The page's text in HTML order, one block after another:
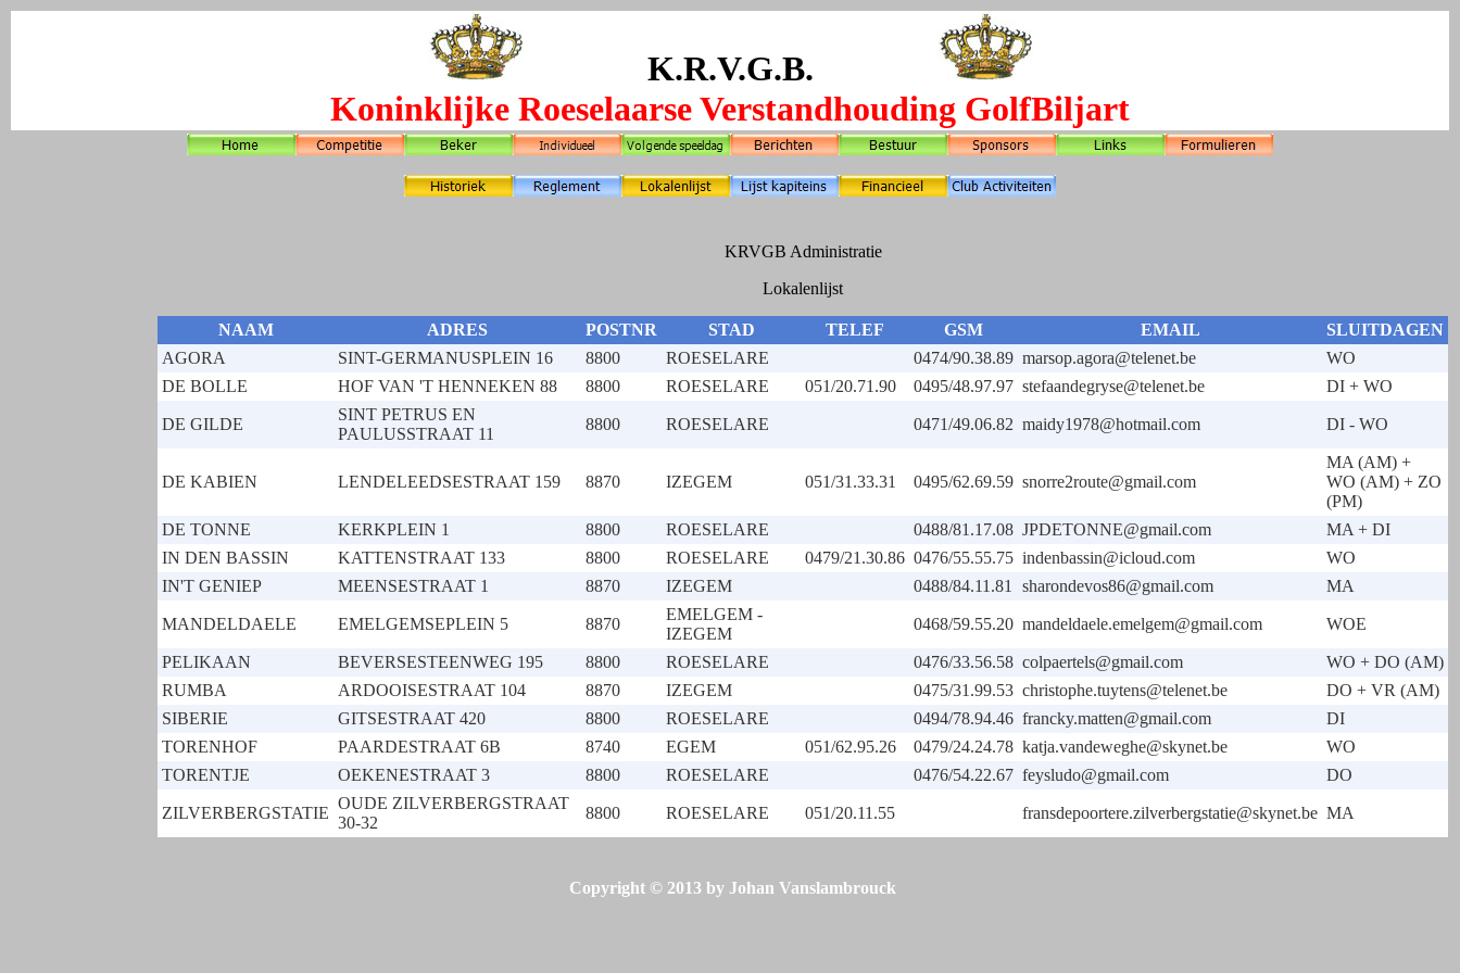
K.R.V.G.B.
Koninklijke Roeselaarse Verstandhouding GolfBiljart
KRVGB Administratie
Lokalenlijst
NAAM ADRES POSTNR STAD TELEF GSM EMAIL
SLUITDAGEN
AGORA
SINT-GERMANUSPLEIN 16 8800 ROESELARE 0474/90.38.89 marsop.agora@telenet.be
WO
DE BOLLE
HOF VAN 'T HENNEKEN 88 8800 ROESELARE 051/20.71.90 0495/48.97.97 stefaandegryse@telenet.be DI + WO
DE GILDE
SINT PETRUS EN
PAULUSSTRAAT 11
8800 ROESELARE 0471/49.06.82 maidy1978@hotmail.com DI - WO
DE KABIEN LENDELEEDSESTRAAT 159 8870 IZEGEM 051/31.33.31 0495/62.69.59 snorre2route@gmail.com
MA (AM) +
WO (AM) + ZO
(PM)
DE TONNE
KERKPLEIN 1 8800 ROESELARE 0488/81.17.08 JPDETONNE@gmail.com
MA + DI
IN DEN BASSIN
KATTENSTRAAT 133 8800 ROESELARE 0479/21.30.86 0476/55.55.75 indenbassin@icloud.com
WO
IN'T GENIEP
MEENSESTRAAT 1 8870 IZEGEM 0488/84.11.81 sharondevos86@gmail.com MA
MANDELDAELE EMELGEMSEPLEIN 5 8870
EMELGEM -
IZEGEM
0468/59.55.20 mandeldaele.emelgem@gmail.com WOE
PELIKAAN BEVERSESTEENWEG 195 8800 ROESELARE 0476/33.56.58 colpaertels@gmail.com
WO + DO (AM)
RUMBA
ARDOOISESTRAAT 104 8870 IZEGEM 0475/31.99.53 christophe.tuytens@telenet.be
DO + VR (AM)
SIBERIE
GITSESTRAAT 420 8800 ROESELARE 0494/78.94.46 francky.matten@gmail.com
DI
TORENHOF
PAARDESTRAAT 6B 8740 EGEM 051/62.95.26 0479/24.24.78 katja.vandeweghe@skynet.be
WO
TORENTJE
OEKENESTRAAT 3 8800 ROESELARE 0476/54.22.67 feysludo@gmail.com DO
ZILVERBERGSTATIE
OUDE ZILVERBERGSTRAAT
30-32
8800 ROESELARE 051/20.11.55 fransdepoortere.zilverbergstatie@skynet.be MA
Copyright © 2013 by Johan Vanslambrouck